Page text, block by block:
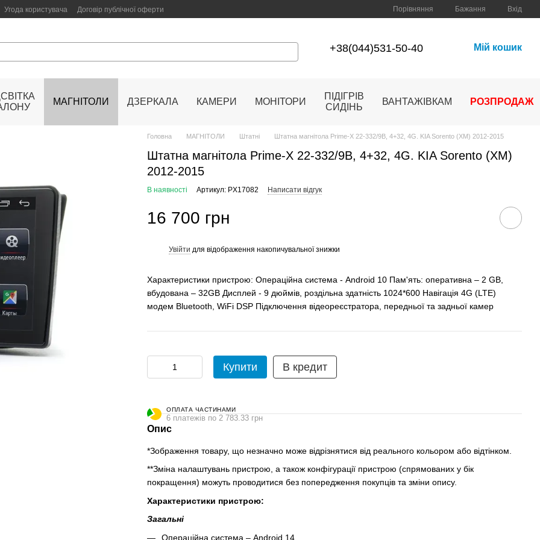
Угода користувача Договір публічної оферти Порівняння Бажання Вхід
+38(044)531-50-40 Мій кошик
МАГНІТОЛИ ДЗЕРКАЛА КАМЕРИ МОНІТОРИ
ПІДІГРІВ
СИДІНЬ
ВАНТАЖІВКАМ РОЗПРОДАЖ
Головна МАГНІТОЛИ Штатні Штатна магнітола Prime-X 22-332/9B, 4+32, 4G. KIA Sorento (XM) 2012-2015
Штатна магнітола Prime-X 22-332/9B, 4+32, 4G. KIA Sorento (XM)
2012-2015
В наявності Артикул: PX17082 Написати відгук
16 700 грн
Увійти для відображення накопичувальної знижки
Характеристики пристрою: Операційна система - Android 10 Пам'ять: оперативна – 2 GB,
вбудована – 32GB Дисплей - 9 дюймів, роздільна здатність 1024*600 Навігація 4G (LTE)
модем Bluetooth, WiFi DSP Підключення відеореєстратора, передньої та задньої камер
Купити В кредит
ОПЛАТА ЧАСТИНАМИ
6 платежів по 2 783.33 грн
Опис
*Зображення товару, що незначно може відрізнятися від реального кольором або відтінком.
**Зміна налаштувань пристрою, а також конфігурації пристрою (спрямованих у бік
покращення) можуть проводитися без попередження покупців та зміни опису.
Характеристики пристрою:
Загальні
Операційна система – Android 14